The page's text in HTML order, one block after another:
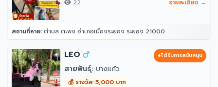
22 รายละเอียด →
สถานที่หาย: ตำบล ตะพง อำเภอเมืองระยอง ระยอง 21000
LEO ได้รับการสนับสนุน
สายพันธุ์: บางแก้ว
💰 รางวัล: 5,000 บาท